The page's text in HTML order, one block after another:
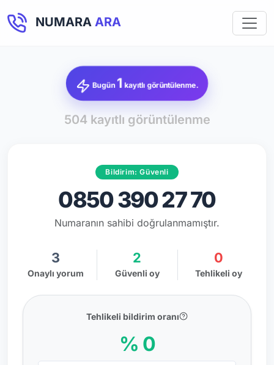
NUMARA ARA
Bugün 1 kayıtlı görüntülenme.
504 kayıtlı görüntülenme
Bildirim: Güvenli
0850 390 27 70
Numaranın sahibi doğrulanmamıştır.
3
Onaylı yorum
2
Güvenli oy
0
Tehlikeli oy
Tehlikeli bildirim oranı
% 0